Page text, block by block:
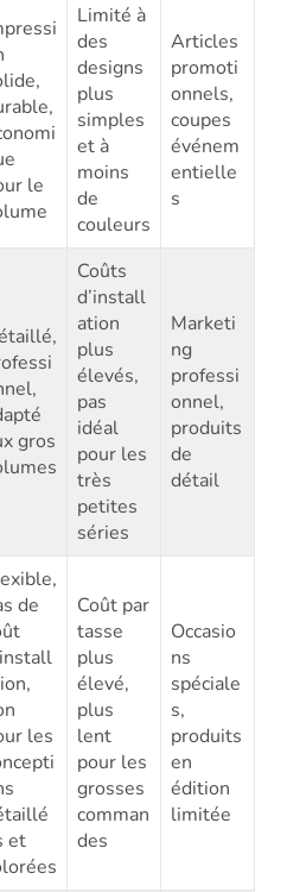
le
Limité à
des
designs
plus
simples
et à
moins
de
couleurs
Articles
promoti
onnels,
coupes
événem
entielle
s
gros
Coûts
d’install
ation
plus
élevés,
pas
idéal
pour les
très
petites
séries
Marketi
ng
professi
onnel,
produits
de
détail
de
les
et
Coût par
tasse
plus
élevé,
plus
lent
pour les
grosses
comman
des
Occasio
ns
spéciale
s,
produits
en
édition
limitée